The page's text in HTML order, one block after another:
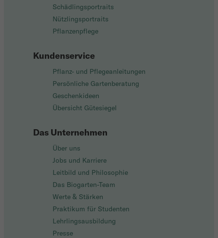
Schädlingsportraits
Nützlingsportraits
Pflanzenpflege
Kundenservice
Pflanz- und Pflegeanleitungen
Persönliche Gartenberatung
Geschenkideen
Übersicht Gütesiegel
Das Unternehmen
Über uns
Jobs und Karriere
Leitbild und Philosophie
Das Biogarten-Team
Werte & Stärken
Praktikum für Studenten
Lehrlingsausbildung
Presse